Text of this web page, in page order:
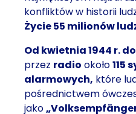
konfliktów w historii
Życie 55 milionów
Od kwietnia 1944 r.
przez radio około115
alarmowych, które
pośrednictwem
jako